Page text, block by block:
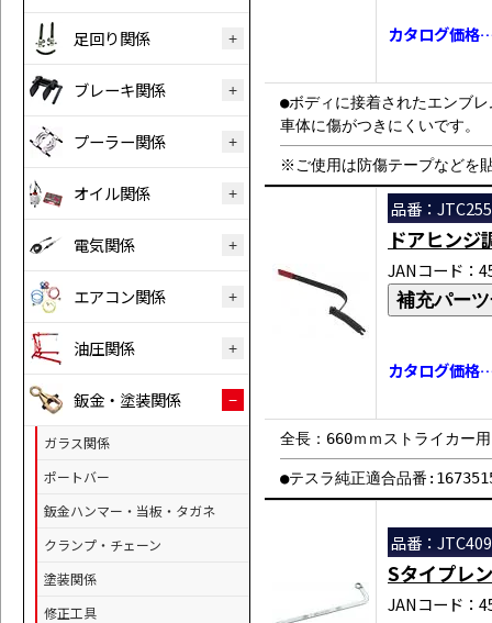
足回り関係
ブレーキ関係
プーラー関係
オイル関係
電気関係
エアコン関係
油圧関係
鈑金・塗装関係
ガラス関係
ポートバー
鈑金ハンマー・当板・タガネ
クランプ・チェーン
塗装関係
修正工具
カタログ価格
●ボディに接着されたエンブ
車体に傷がつきにくいです
※ご使用は防傷テープなどを
品番：
ドアヒンジ
JANコード：
補充パー
カタログ価格
全長：660ｍｍストライカー
●テスラ純正適合品番
品番：
Sタイプレ
JANコード：